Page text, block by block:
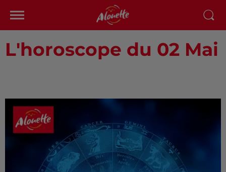
L'horoscope du 02 Mai